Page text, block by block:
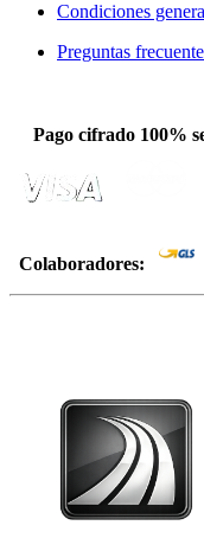
Condiciones
Preguntas
Pago cifrado 100%
Colaboradores: